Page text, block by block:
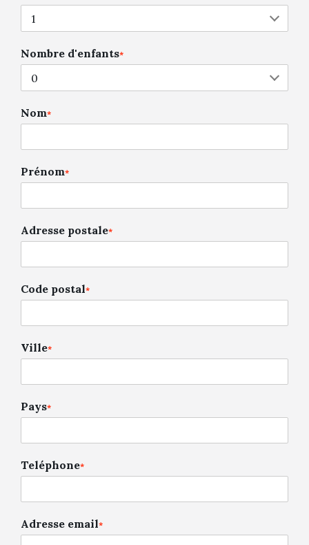
Nombre d'enfants*
Nom*
Prénom*
Adresse postale*
Code postal*
Ville*
Pays*
Teléphone*
Adresse email*